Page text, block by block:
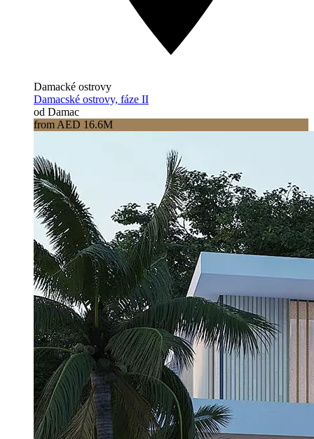
Damacké ostrovy
Damacské ostrovy, fáze II
od Damac
from AED 16.6M